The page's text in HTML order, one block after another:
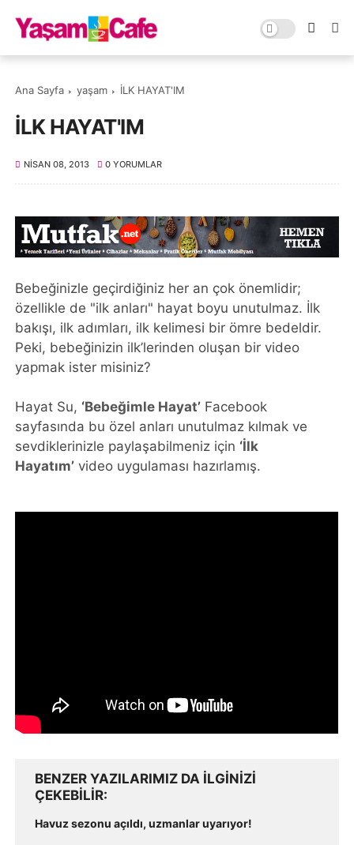
Ana Sayfa yaşam İLK HAYAT'IM
İLK HAYAT'IM
NISAN 08, 2013 0 YORUMLAR
Bebeğinizle geçirdiğiniz her an çok önemlidir;
özellikle de "ilk anları" hayat boyu unutulmaz. İlk
bakışı, ilk adımları, ilk kelimesi bir ömre bedeldir.
Peki, bebeğinizin ilk’lerinden oluşan bir video
yapmak ister misiniz?
Hayat Su, ‘Bebeğimle Hayat’ Facebook
sayfasında bu özel anları unutulmaz kılmak ve
sevdiklerinizle paylaşabilmeniz için ‘İlk
Hayatım’ video uygulaması hazırlamış.
BENZER YAZILARIMIZ DA ILGINIZI
ÇEKEBILIR
Havuz sezonu açıldı, uzmanlar uyarıyor!